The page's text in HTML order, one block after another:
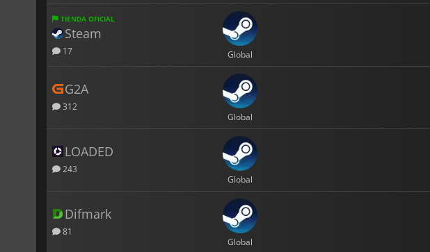
TIENDA OFICIAL
Steam
17 Global
G2A
312
Global
LOADED
243
Global
Difmark
81
Global